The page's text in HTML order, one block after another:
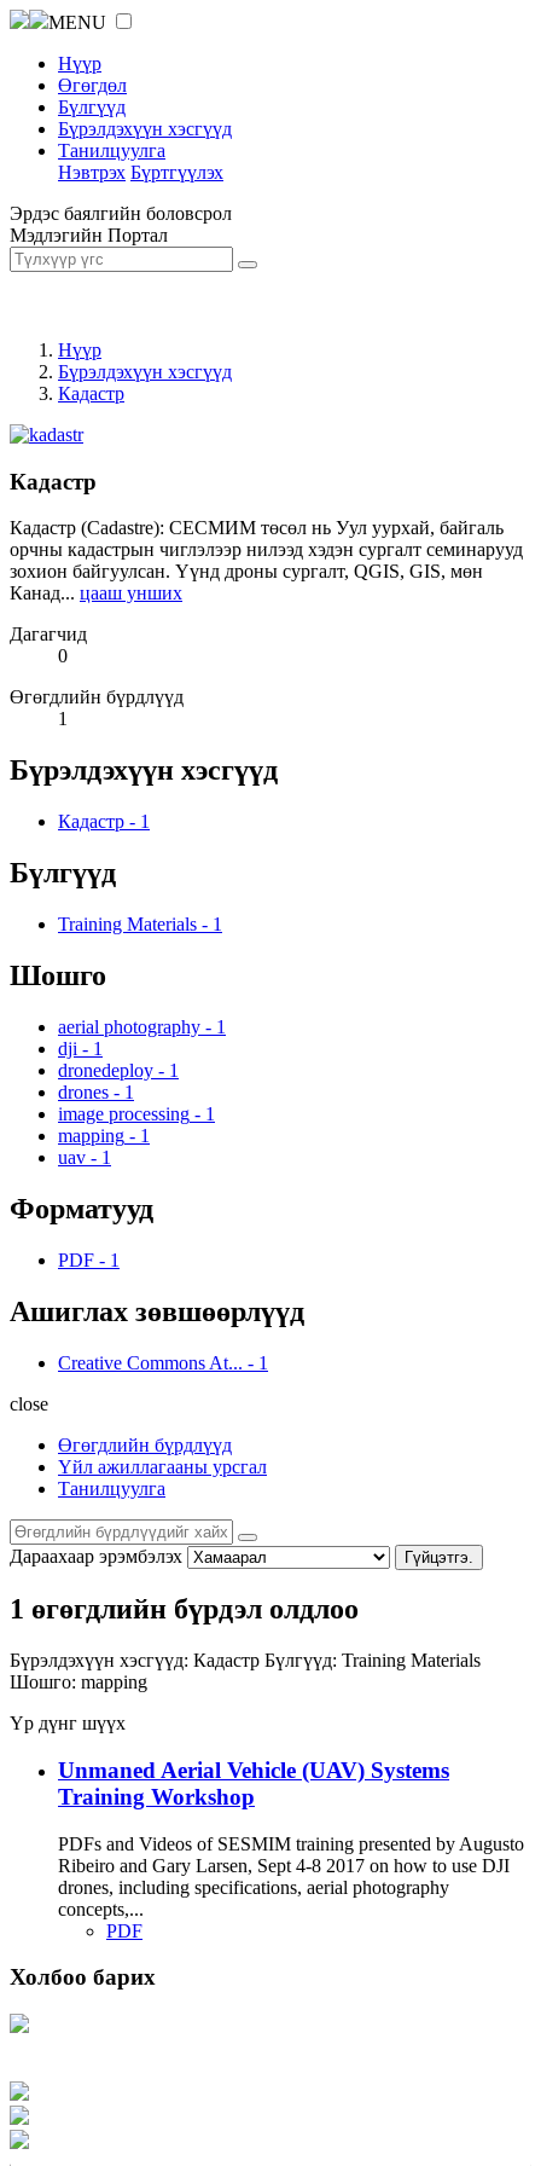
MENU
Нүүр
Өгөгдөл
Бүлгүүд
Бүрэлдэхүүн хэсгүүд
Танилцуулга
Нэвтрэх Бүртгүүлэх
Эрдэс баялгийн боловсрол
Мэдлэгийн Портал
Нүүр
Бүрэлдэхүүн хэсгүүд
Кадастр
Кадастр
Кадастр (Cadastre): СЕСМИМ төсөл нь Уул уурхай, байгаль
орчны кадастрын чиглэлээр нилээд хэдэн сургалт семинарууд
зохион байгуулсан. Үүнд дроны сургалт, QGIS, GIS, мөн
Канад... цааш унших
Дагагчид
0
Өгөгдлийн бүрдлүүд
1
Бүрэлдэхүүн хэсгүүд
Кадастр - 1
Бүлгүүд
Training Materials - 1
Шошго
aerial photography - 1
dji - 1
dronedeploy - 1
drones - 1
image processing - 1
mapping - 1
uav - 1
Форматууд
PDF - 1
Ашиглах зөвшөөрлүүд
Creative Commons At... - 1
close
Өгөгдлийн бүрдлүүд
Үйл ажиллагааны урсгал
Танилцуулга
Дараахаар эрэмбэлэх Гүйцэтгэ.
1 өгөгдлийн бүрдэл олдлоо
Бүрэлдэхүүн хэсгүүд: Кадастр Бүлгүүд: Training Materials
Шошго: mapping
Үр дүнг шүүх
Unmaned Aerial Vehicle (UAV) Systems
Training Workshop
PDFs and Videos of SESMIM training presented by Augusto
Ribeiro and Gary Larsen, Sept 4-8 2017 on how to use DJI
drones, including specifications, aerial photography
concepts,...
PDF
Холбоо барих